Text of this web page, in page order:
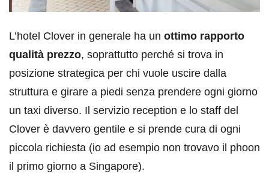
L’hotel Clover in generale ha un ottimo rapporto
qualità prezzo, soprattutto perché si trova in
posizione strategica per chi vuole uscire dalla
struttura e girare a piedi senza prendere ogni giorno
un taxi diverso. Il servizio reception e lo staff del
Clover è davvero gentile e si prende cura di ogni
piccola richiesta (io ad esempio non trovavo il phoon
il primo giorno a Singapore).